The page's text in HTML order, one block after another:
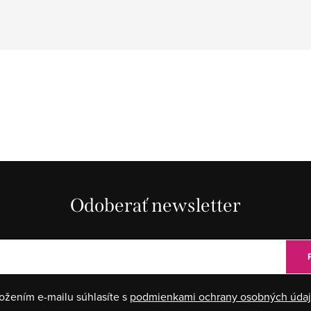
Odoberať newsletter
e-mailu súhlasíte s podmienkami ochrany osobných